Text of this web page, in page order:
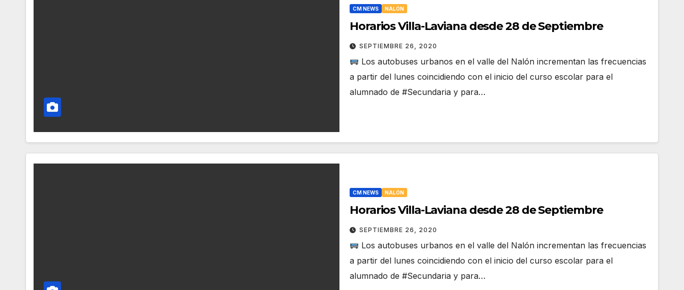
CM NEWS NALÓN
Horarios Villa-Laviana desde 28 de Septiembre
SEPTIEMBRE 26, 2020
Los autobuses urbanos en el valle del Nalón incrementan las frecuencias
a partir del lunes coincidiendo con el inicio del curso escolar para el
alumnado de #Secundaria y para…
CM NEWS NALÓN
Horarios Villa-Laviana desde 28 de Septiembre
SEPTIEMBRE 26, 2020
Los autobuses urbanos en el valle del Nalón incrementan las frecuencias
a partir del lunes coincidiendo con el inicio del curso escolar para el
alumnado de #Secundaria y para…